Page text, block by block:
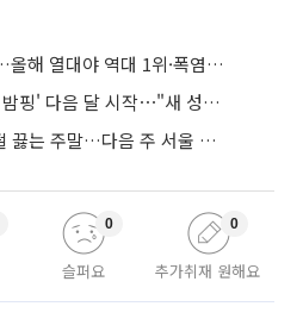
'40도 폭염' 뉴노멀 되나…올해 열대야 역대 1위·폭염일수 평년 3배 넘어
오세훈표 야간경제 '한강 밤핑' 다음 달 시작⋯"새 성장동력 만들 것"
'이중 고기압' 영향에 펄펄 끓는 주말…다음 주 서울 포함 서쪽이 더 덥다
슬퍼요
0
추가취재 원해요
0